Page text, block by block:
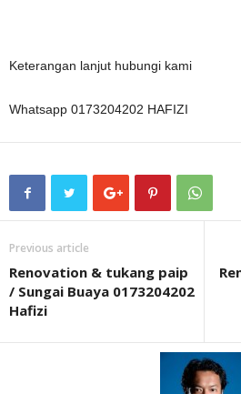
Keterangan lanjut hubungi kami
Whatsapp 0173204202 HAFIZI
Previous article
Renovation & tukang paip
/ Sungai Buaya 0173204202
Hafizi